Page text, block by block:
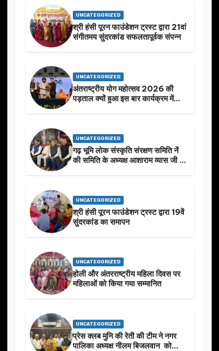
UNCATEGORIZED
श्री हंसी पूरन फाउंडेशन ट्रस्ट द्वारा 21वां
संगीतमय सुंदरकांड सफलतापूर्वक संपन्न
UNCATEGORIZED
अंतराष्ट्रीय योग महोत्सव 2026 की
पड़ताल क्यों हुआ इस बार कार्यक्रम में
UNCATEGORIZED
गढ़ भूमि लोक संस्कृति संरक्षण समिति नें
की समिति के अध्यक्ष आशाराम व्यास जी के
UNCATEGORIZED
श्री हंसी पूरन फाउंडेशन ट्रस्ट द्वारा 19वें
सुंदरकांड का समापन
UNCATEGORIZED
होली और अंतरराष्ट्रीय महिला दिवस पर
महिलाओं को किया गया सम्मानित
UNCATEGORIZED
प्रेस क्लब मुनि की रेती की टीम ने नगर
पालिका अध्यक्ष नीलम बिजलवान को